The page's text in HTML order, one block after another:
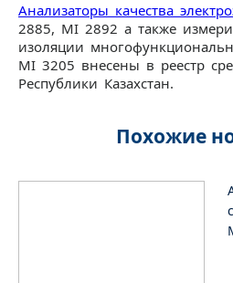
Анализаторы качества
2885, MI 2892 а также
изоляции
MI 3205 внесены в реестр
Республики Казахстан.
Похожие